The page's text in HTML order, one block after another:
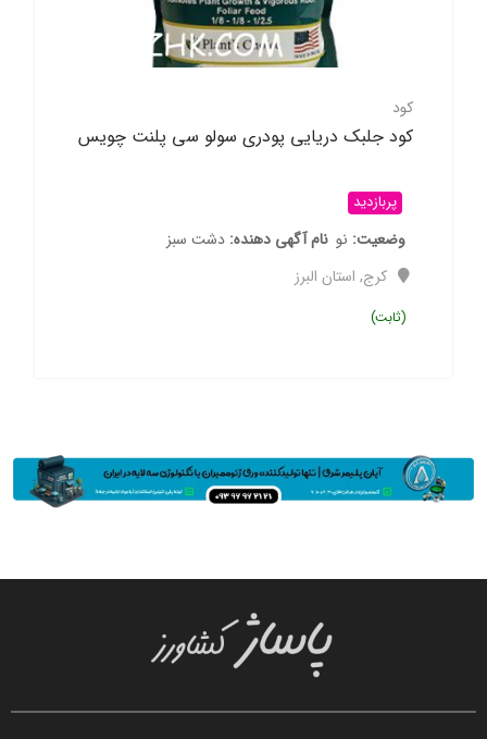
کود
کود جلبک دریایی پودری سولو سی پلنت چویس
پربازدید
وضعیت نو نام آگهی دهنده دشت سبز
کرج, استان البرز
(ثابت)